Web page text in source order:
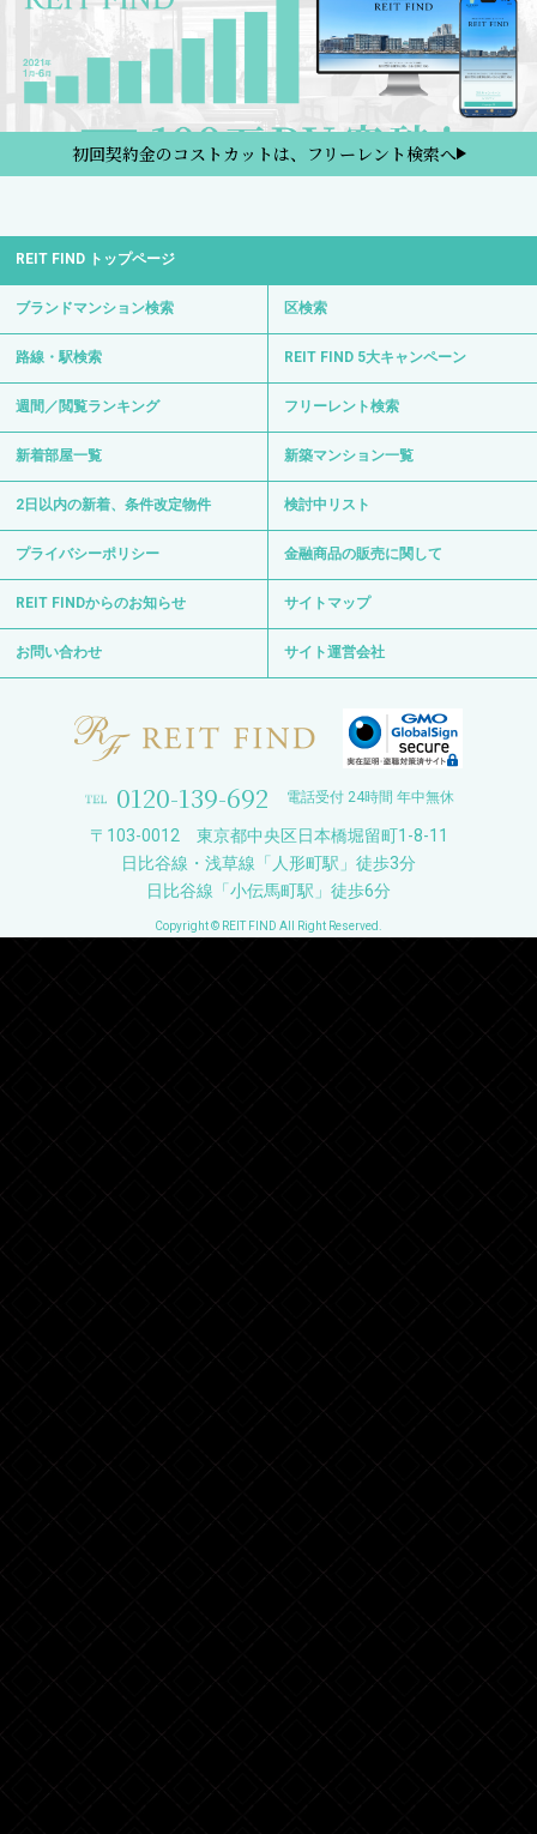
初回契約金のコストカットは、フリーレント検索へ
REIT FIND トップページ
ブランドマンション検索 区検索
路線・駅検索 REIT FIND 5大キャンペーン
週間／閲覧ランキング フリーレント検索
新着部屋一覧 新築マンション一覧
2日以内の新着、条件改定物件 検討中リスト
プライバシーポリシー 金融商品の販売に関して
REIT FINDからのお知らせ サイトマップ
お問い合わせ サイト運営会社
0120-139-692 電話受付 24時間 年中無休
〒103-0012 東京都中央区日本橋堀留町1-8-11
日比谷線・浅草線「人形町駅」徒歩3分
日比谷線「小伝馬町駅」徒歩6分
Copyright © REIT FIND All Right Reserved.